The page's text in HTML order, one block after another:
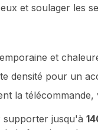
et soulager les
et
densité pour un
la
supporter jusqu'à